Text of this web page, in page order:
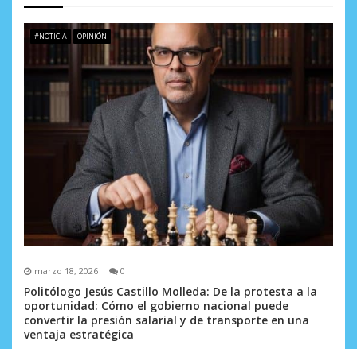
e
r
s
#NOTICIA OPINIÓN
marzo 18, 2026 0
Politólogo Jesús Castillo Molleda: De la protesta a la
oportunidad: Cómo el gobierno nacional puede
convertir la presión salarial y de transporte en una
ventaja estratégica